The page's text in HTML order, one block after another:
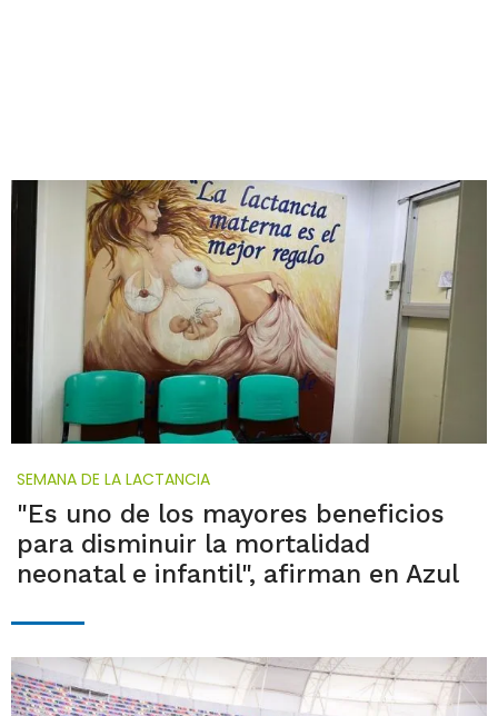
SEMANA DE LA LACTANCIA
"Es uno de los mayores beneficios
para disminuir la mortalidad
neonatal e infantil", afirman en Azul